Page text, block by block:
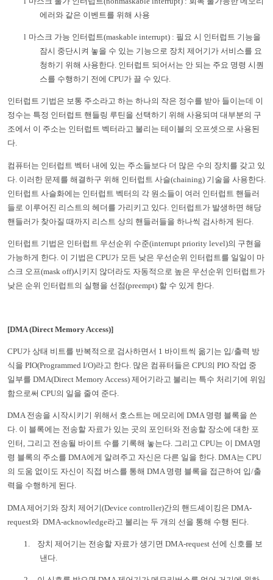
에러와 같은 이벤트를 위해 사용
l 마스크 가능 인터럽트(maskable interrupt) : 필요 시 인터럽트 기능을
잠시 중단시켜 놓을 수 있는 기능으로 장치 제어기가 서비스를 요
청하기 위해 사용한다 인터럽트 되어서는 안 되는 주요 명령 시퀀
스를 수행하기 전에 CPU가 끌 수 있다
인터럽트 기법은 보통 주소라고 하는 하나의 작은 정수를 받아 들이는데 이
정수는 특정 인터럽트 핸들링 루틴을 선택하기 위해 사용되며 대부분의 구
조에서 이 주소는 인터럽트 벡터라고 불리는 테이블의 오프셋으로 사용된
다.
컴퓨터는 인터럽트 벡터 내에 있는 주소들보다 더 많은 수의 장치를 갖고 있
다 이러한 문제를 해결하구 위해 인터럽트 사슬(chaining) 기술을 사용한다
인터럽트 사슬화에는 인터럽트 벡터의 각 원소들이 여러 인터럽트 핸들러
들로 이루어진 리스트의 헤더를 가리키고 있다 인터럽트가 발생하면 해당
핸들러가 찾아질 때까지 리스트 상의 핸들러들을 하나씩 검사하게 된다
인터럽트 기법은 인터럽트 우선순위 수준(interrupt priority level)의 구현을
가능하게 한다 이 기법은 CPU가 모든 낮은 우선순위 인터럽트를 일일이 마
스크 오프(mask off)시키지 않더라도 자동적으로 높은 우선순위 인터럽트가
낮은 순위 인터럽트의 실행을 선점(preempt) 할 수 있게 한다
[DMA (Direct Memory Access)]
CPU가 상태 비트를 반복적으로 검사하면서 1 바이트씩 옮기는 입/출력 방
식을 PIO(Programmed I/O)라고 한다 많은 컴퓨터들은 CPU의 PIO 작업 중
일부를 DMA(Direct Memory Access) 제어기라고 불리는 특수 처리기에 위임
함으로써 CPU의 일을 줄여 준다
DMA 전송을 시작시키기 위해서 호스트는 메모리에 DMA 명령 블록을 쓴
다. 이 블록에는 전송할 자료가 있는 곳의 포인터와 전송할 장소에 대한 포
인터, 그리고 전송될 바이트 수를 기록해 놓는다. 그리고 CPU는 이 DMA명
령 블록의 주소를 DMA에게 알려주고 자신은 다른 일을 한다. DMA는 CPU
의 도움 없이도 자신이 직접 버스를 통해 DMA 명령 블록을 접근하여 입/출
력을 수행하게 된다.
DMA 제어기와 장치 제어기(Device controller)간의 핸드셰이킹은 DMA-
request와 DMA-acknowledge라고 불리는 두 개의 선을 통해 수행 된다
1. 장치 제어기는 전송할 자료가 생기면 DMA-request 선에 신호를 보
낸다